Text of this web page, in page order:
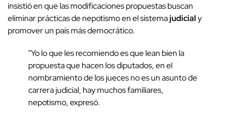
insistió en que las modificaciones propuestas buscan
eliminar prácticas de nepotismo en el sistemajudicialy
promover un país más democrático.
"Yo lo que les recomiendo es que lean bien la
propuesta que hacen los diputados, en el
nombramiento de los jueces no es un asunto de
carrera judicial, hay muchos familiares,
nepotismo, expresó.